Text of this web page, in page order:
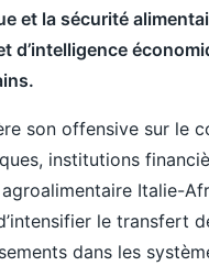
et la sécurité
d’intelligence
son offensive sur le
institutions
Italie-
le transfert
dans les